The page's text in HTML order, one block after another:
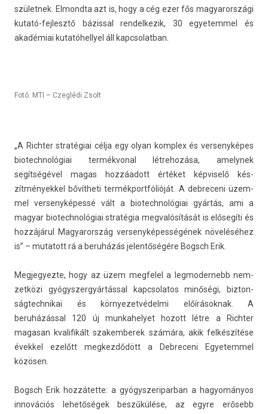
szület­nek. El­mondta azt is, hogy a cég ezer fős magyarországi
kutató-fejlesztő báziss­al re­ndel­kezik, 30 egyetem­mel és
akadémiai kutatóhel­lyel áll kapcsolat­ban.
Fotó: MTI – Czeglédi Zsolt
„A Richt­er stratégiai célja egy olyan komplex és ver­senyképes
bi­otechnológiai ter­mékvon­al lét­rehozása, amelynek
segítségével magas hozzáadott értéket kép­viselő kés­
zítmények­kel bővítheti ter­mékportfólióját. A de­breceni üzem­
mel ver­senyképessé vált a bi­otechnológiai gyártás, ami a
magyar bi­otechnológiai stratégia meg­valósítását is elősegíti és
hozzájárul Magyarország ver­senyképes­ségének növeléséhez
is” – mutatott rá a beruházás jelen­tőségére Bogsch Erik.
Meg­jegyez­te, hogy az üzem meg­felel a leg­moder­nebb nem­
zetközi gyógys­zergyár­táss­al kapcsolatos minőségi, bi­zton­
ságtechnikai és kör­nyezet­védel­mi előírások­nak. A
beruházással 120 új mun­kahelyet hozott létre a Richt­er
magasan kvalifikált szakem­berek számára, akik felkészítése
évek­kel ezelőtt meg­kezdődött a De­breceni Egyetem­mel
közösen.
Bogsch Erik hozzátette: a gyógys­zeripar­ban a hagyományos
innovációs lehetőségek beszűkülése, az egyre erősebb